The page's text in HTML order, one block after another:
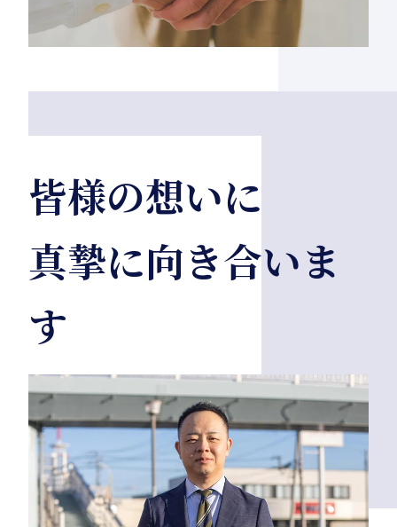
皆様の想いに
真摯に向き合いま
す